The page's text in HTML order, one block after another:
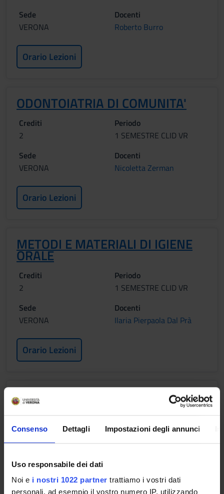
Consenso Dettagli Impostazioni degli annunci
Uso responsabile dei dati
Noi e i nostri 1022 partner trattiamo i vostri dati
personali, ad esempio il vostro numero IP, utilizzando
Sede
VERONA
Docenti
Roberto Burro
Orario Lezioni
ODONTOIATRIA DI COMUNITA'
Crediti
2
Periodo
1 SEMESTRE CLID VR
Sede
VERONA
Docenti
Nicoletta Zerman
Orario Lezioni
METODI E MATERIALI DI IGIENE
ORALE
Crediti
2
Periodo
1 SEMESTRE CLID VR
Sede
VERONA
Docenti
Ilaria Pierpaola Dal Prà
Orario Lezioni
FONDAMENTI DELL'IGIENE ORALE
Crediti
2
Periodo
1 SEMESTRE CLID VR
VERONA
Orario Lezioni